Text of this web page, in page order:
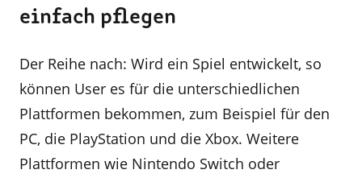
einfach pflegen
Der Reihe nach: Wird ein Spiel entwickelt, so
können User es für die unterschiedlichen
Plattformen bekommen, zum Beispiel für den
PC, die PlayStation und die Xbox. Weitere
Plattformen wie Nintendo Switch oder